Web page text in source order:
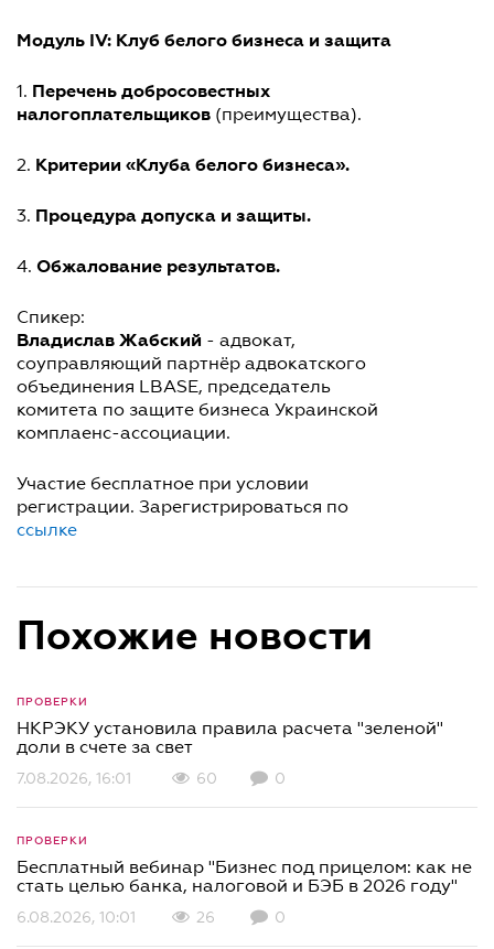
Модуль IV: Клуб белого бизнеса и защита
1. Перечень добросовестных
налогоплательщиков (преимущества).
2. Критерии «Клуба белого бизнеса».
3. Процедура допуска и защиты.
4. Обжалование результатов.
Спикер:
Владислав Жабский - адвокат,
соуправляющий партнёр адвокатского
объединения LBASE, председатель
комитета по защите бизнеса Украинской
комплаенс-ассоциации.
Участие бесплатное при условии
регистрации. Зарегистрироваться по
ссылке
Похожие новости
ПРОВЕРКИ
НКРЭКУ установила правила расчета "зеленой"
доли в счете за свет
7.08.2026, 16:01 60 0
ПРОВЕРКИ
Бесплатный вебинар "Бизнес под прицелом: как не
стать целью банка, налоговой и БЭБ в 2026 году"
6.08.2026, 10:01 26 0